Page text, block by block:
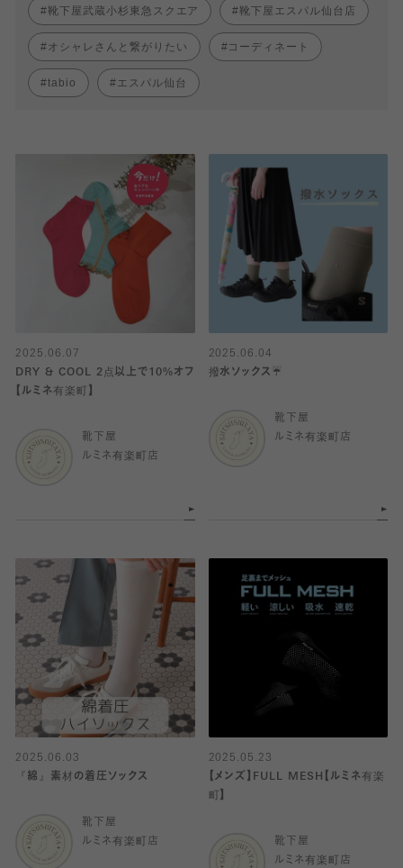
靴下屋武蔵小杉東急スクエア 靴下屋エスパル仙台店
オシャレさんと繋がりたい コーディネート
tabio エスパル仙台
2025.06.07
DRY & COOL 2点以上で10%オフ
【ルミネ有楽町】
靴下屋
ルミネ有楽町店
2025.06.04
撥水ソックス☔️
靴下屋
ルミネ有楽町店
2025.06.03
『綿』素材の着圧ソックス
靴下屋
ルミネ有楽町店
2025.05.23
【メンズ】FULL MESH【ルミネ有楽
町】
靴下屋
ルミネ有楽町店